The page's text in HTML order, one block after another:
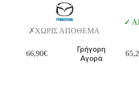
ΧΩΡΙΣ ΑΠΟΘΕΜΑ
66,90€
Γρήγορη
Αγορά